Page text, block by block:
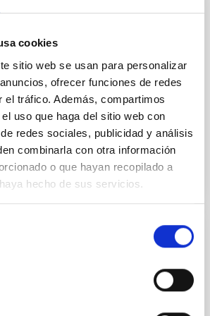
cookies
sitio web se usan para personalizar
ofrecer funciones de redes
el tráfico. Además, compartimos
uso que haga del sitio web con
redes sociales, publicidad y análisis
combinarla con otra información
o que hayan recopilado a
hecho de sus servicios.
super-Neptune for which we
et al.
7 2026
2026MNRAS.549F1958C
1
circuits for astronomy:
of an integrated